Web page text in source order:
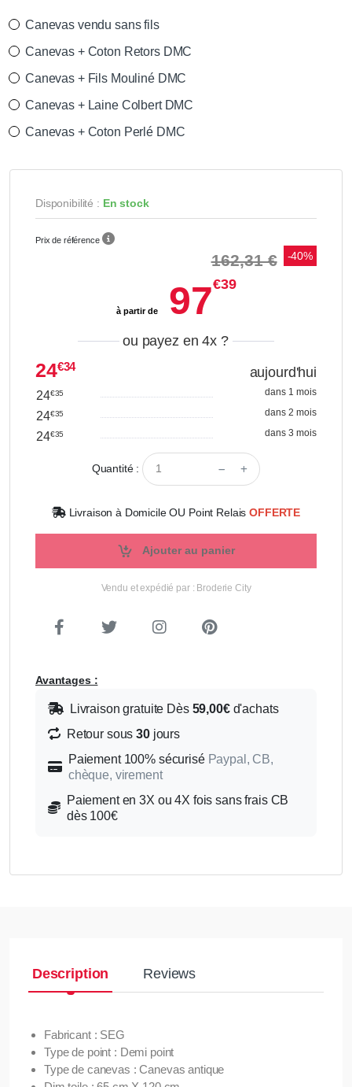
Canevas vendu sans fils
Canevas + Coton Retors DMC
Canevas + Fils Mouliné DMC
Canevas + Laine Colbert DMC
Canevas + Coton Perlé DMC
Disponibilité : En stock
Prix de référence
162,31 € -40%
à partir de97€39
ou payez en 4x ?
24€34 aujourd'hui
24€35 dans 1 mois
24€35 dans 2 mois
24€35 dans 3 mois
Quantité :
Livraison à Domicile OU Point RelaisOFFERTE
Ajouter au panier
Vendu et expédié par : Broderie City
Avantages :
Livraison gratuite Dès 59,00€d'achats
Retour sous30jours
Paiement 100% sécurisé Paypal, CB,
chèque, virement
Paiement en 3X ou 4X fois sans frais CB
dès 100€
Description Reviews
Fabricant : SEG
Type de point : Demi point
Type de canevas : Canevas antique